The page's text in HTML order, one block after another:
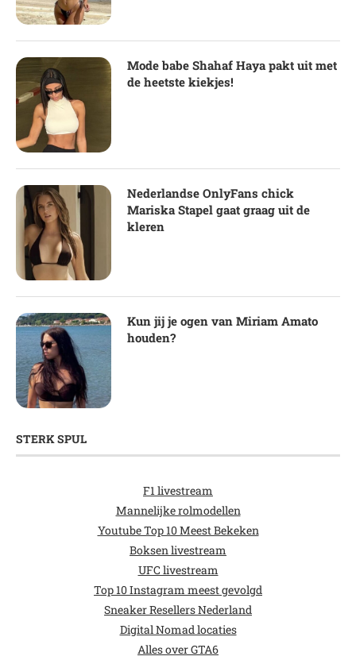
Mode babe Shahaf Haya pakt uit met
de heetste kiekjes!
Nederlandse OnlyFans chick
Mariska Stapel gaat graag uit de
kleren
Kun jij je ogen van Miriam Amato
houden?
STERK SPUL
F1 livestream
Mannelijke rolmodellen
Youtube Top 10 Meest Bekeken
Boksen livestream
UFC livestream
Top 10 Instagram meest gevolgd
Sneaker Resellers Nederland
Digital Nomad locaties
Alles over GTA6